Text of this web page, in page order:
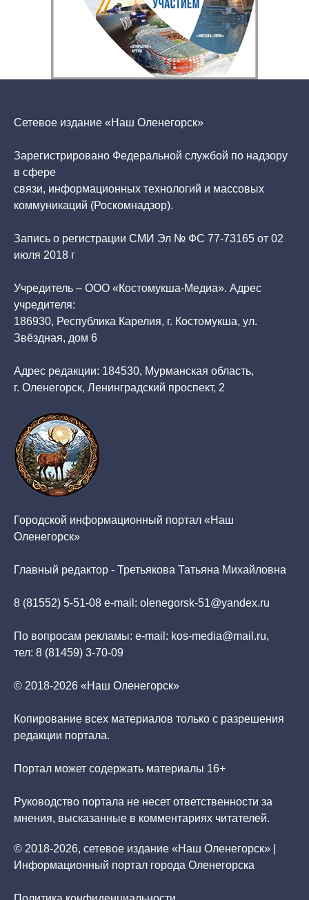
Сетевое издание «Наш Оленегорск»
Зарегистрировано Федеральной службой по надзору
в сфере
связи, информационных технологий и массовых
коммуникаций (Роскомнадзор).
Запись о регистрации СМИ Эл № ФС 77-73165 от 02
июля 2018 г
Учредитель – ООО «Костомукша-Медиа». Адрес
учредителя:
186930, Республика Карелия, г. Костомукша, ул.
Звёздная, дом 6
Адрес редакции: 184530, Мурманская область,
г. Оленегорск, Ленинградский проспект, 2
Городской информационный портал «Наш
Оленегорск»
Главный редактор - Третьякова Татьяна Михайловна
8 (81552) 5-51-08 e-mail: olenegorsk-51@yandex.ru
По вопросам рекламы: e-mail: kos-media@mail.ru,
тел: 8 (81459) 3-70-09
© 2018-2026 «Наш Оленегорск»
Копирование всех материалов только с разрешения
редакции портала.
Портал может содержать материалы 16+
Руководство портала не несет ответственности за
мнения, высказанные в комментариях читателей.
© 2018-2026, сетевое издание «Наш Оленегорск» |
Информационный портал города Оленегорска